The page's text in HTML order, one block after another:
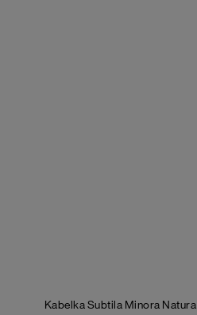
Kabelka Subtila Minora Natura